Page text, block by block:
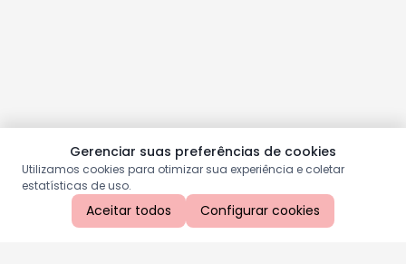
Gerenciar suas preferências de cookies
Utilizamos cookies para otimizar sua experiência e coletar
estatísticas de uso.
Aceitar todos Configurar cookies